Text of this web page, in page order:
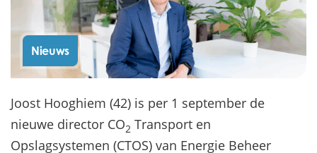
Nieuws
Joost Hooghiem (42) is per 1 september de
nieuwe director CO2 Transport en
Opslagsystemen (CTOS) van Energie Beheer